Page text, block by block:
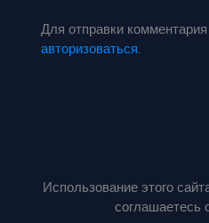
Для отправки
авторизоваться.
Использование этого
соглашаетесь